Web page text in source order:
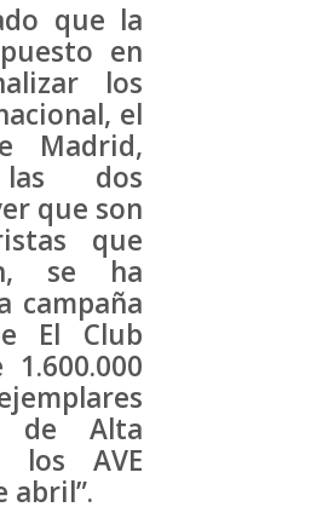
que la
en
los
el
Madrid,
dos
que son
que
se ha
campaña
El Club
1.600.000
de Alta
los AVE
abril”.